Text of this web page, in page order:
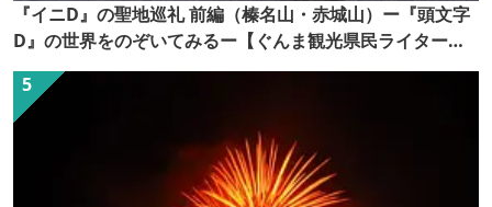
『イニD』の聖地巡礼 前編（榛名山・赤城山）ー『頭文字
D』の世界をのぞいてみるー【ぐんま観光県民ライター
（ぐん記者）】